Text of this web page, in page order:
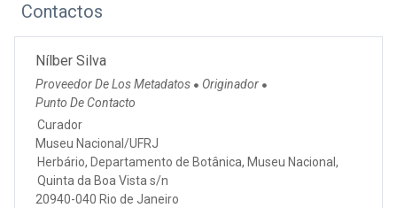
Contactos
Nílber Silva
Proveedor De Los Metadatos ● Originador ●
Punto De Contacto
Curador
Museu Nacional/UFRJ
Herbário, Departamento de Botânica, Museu Nacional,
Quinta da Boa Vista s/n
20940-040 Rio de Janeiro